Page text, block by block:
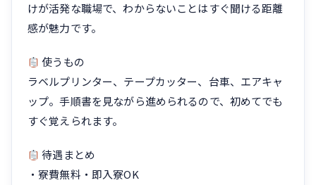
けが活発な職場で、わからないことはすぐ聞ける距離
感が魅力です。
使うもの
ラベルプリンター、テープカッター、台車、エアキャ
ップ。手順書を見ながら進められるので、初めてでも
すぐ覚えられます。
待遇まとめ
・寮費無料・即入寮OK